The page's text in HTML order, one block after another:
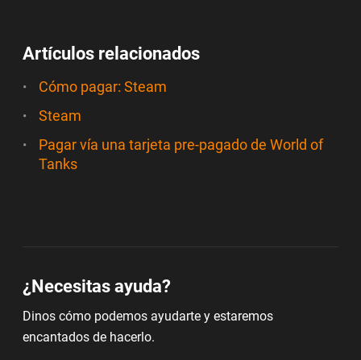
Artículos relacionados
Cómo pagar: Steam
Steam
Pagar vía una tarjeta pre-pagado de World of
Tanks
¿Necesitas ayuda?
Dinos cómo podemos ayudarte y estaremos
encantados de hacerlo.